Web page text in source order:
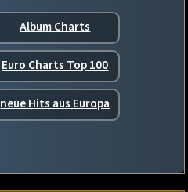
Album Charts
Euro Charts Top 100
neue Hits aus Europa